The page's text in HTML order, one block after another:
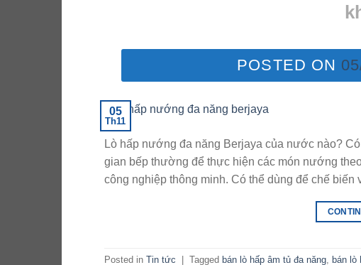
POSTED ON
05
Th11
Lò hấp nướng đa năng Berjaya của nước nào?
gian bếp thường để thực hiện các món nướng
công nghiệp thông minh. Có thể dùng để chế biến
Posted in Tin tức Tagged bán lò hấp âm tủ đa năng, bán lò